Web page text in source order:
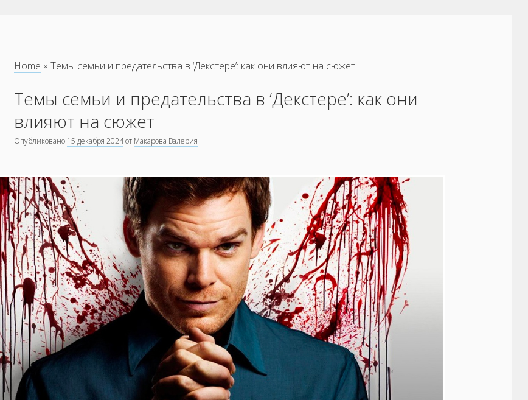
Home »Темы семьи и предательства в ‘Декстере’: как они влияют на сюжет
Темы семьи и предательства в ‘Декстере’: как они
влияют на сюжет
Опубликовано 15 декабря 2024от Макарова Валерия